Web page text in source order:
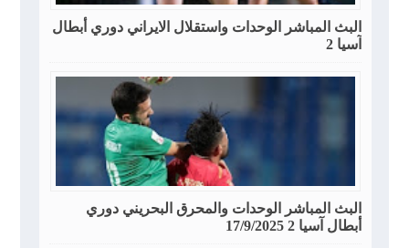
البث المباشر الوحدات واستقلال الايراني دوري أبطال
آسيا 2
البث المباشر الوحدات والمحرق البحريني دوري
أبطال آسيا 2 17/9/2025